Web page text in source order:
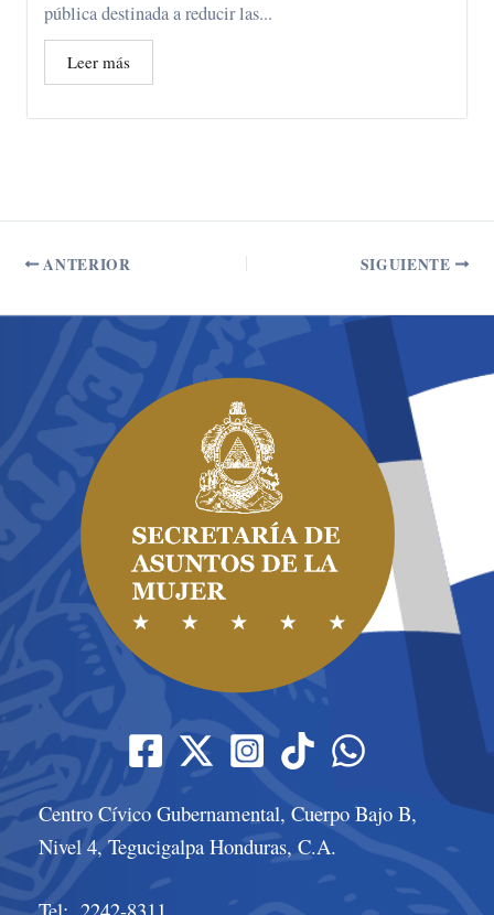
pública destinada a reducir las...
Leer más
ANTERIOR SIGUIENTE
Centro Cívico Gubernamental, Cuerpo Bajo B,
Nivel 4, Tegucigalpa Honduras, C.A.